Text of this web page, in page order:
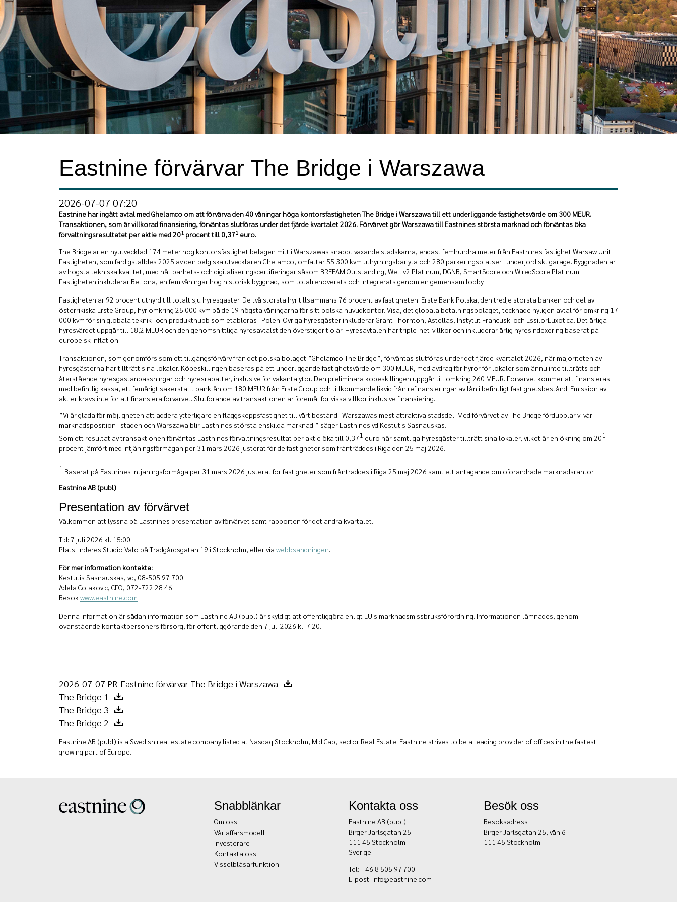
Eastnine förvärvar The Bridge i Warszawa
2026-07-07 07:20
Eastnine har ingått avtal med Ghelamco om att förvärva den 40 våningar höga kontorsfastigheten The Bridge i Warszawa till ett underliggande fastighetsvärde om 300 MEUR.
Transaktionen, som är villkorad finansiering, förväntas slutföras under det fjärde kvartalet 2026. Förvärvet gör Warszawa till Eastnines största marknad och förväntas öka
förvaltningsresultatet per aktie med 201 procent till 0,371 euro.
The Bridge är en nyutvecklad 174 meter hög kontorsfastighet belägen mitt i Warszawas snabbt växande stadskärna, endast femhundra meter från Eastnines fastighet Warsaw Unit.
Fastigheten, som färdigställdes 2025 av den belgiska utvecklaren Ghelamco, omfattar 55 300 kvm uthyrningsbar yta och 280 parkeringsplatser i underjordiskt garage. Byggnaden är
av högsta tekniska kvalitet, med hållbarhets- och digitaliseringscertifieringar såsom BREEAM Outstanding, Well v2 Platinum, DGNB, SmartScore och WiredScore Platinum.
Fastigheten inkluderar Bellona, en fem våningar hög historisk byggnad, som totalrenoverats och integrerats genom en gemensam lobby.
Fastigheten är 92 procent uthyrd till totalt sju hyresgäster. De två största hyr tillsammans 76 procent av fastigheten. Erste Bank Polska, den tredje största banken och del av
österrikiska Erste Group, hyr omkring 25 000 kvm på de 19 högsta våningarna för sitt polska huvudkontor. Visa, det globala betalningsbolaget, tecknade nyligen avtal för omkring 17
000 kvm för sin globala teknik- och produkthubb som etableras i Polen. Övriga hyresgäster inkluderar Grant Thornton, Astellas, Instytut Francuski och EssilorLuxotica. Det årliga
hyresvärdet uppgår till 18,2 MEUR och den genomsnittliga hyresavtalstiden överstiger tio år. Hyresavtalen har triple-net-villkor och inkluderar årlig hyresindexering baserat på
europeisk inflation.
Transaktionen, som genomförs som ett tillgångsförvärv från det polska bolaget ”Ghelamco The Bridge”, förväntas slutföras under det fjärde kvartalet 2026, när majoriteten av
hyresgästerna har tillträtt sina lokaler. Köpeskillingen baseras på ett underliggande fastighetsvärde om 300 MEUR, med avdrag för hyror för lokaler som ännu inte tillträtts och
återstående hyresgästanpassningar och hyresrabatter, inklusive för vakanta ytor. Den preliminära köpeskillingen uppgår till omkring 260 MEUR. Förvärvet kommer att finansieras
med befintlig kassa, ett femårigt säkerställt banklån om 180 MEUR från Erste Group och tillkommande likvid från refinansieringar av lån i befintligt fastighetsbestånd. Emission av
aktier krävs inte för att finansiera förvärvet. Slutförande av transaktionen är föremål för vissa villkor inklusive finansiering.
”Vi är glada för möjligheten att addera ytterligare en flaggskeppsfastighet till vårt bestånd i Warszawas mest attraktiva stadsdel. Med förvärvet av The Bridge fördubblar vi vår
marknadsposition i staden och Warszawa blir Eastnines största enskilda marknad.” säger Eastnines vd Kestutis Sasnauskas.
Som ett resultat av transaktionen förväntas Eastnines förvaltningsresultat per aktie öka till 0,371 euro när samtliga hyresgäster tillträtt sina lokaler, vilket är en ökning om 201
procent jämfört med intjäningsförmågan per 31 mars 2026 justerat för de fastigheter som frånträddes i Riga den 25 maj 2026.
1 Baserat på Eastnines intjäningsförmåga per 31 mars 2026 justerat för fastigheter som frånträddes i Riga 25 maj 2026 samt ett antagande om oförändrade marknadsräntor.
Eastnine AB (publ)
Presentation av förvärvet
Välkommen att lyssna på Eastnines presentation av förvärvet samt rapporten för det andra kvartalet.
Tid: 7 juli 2026 kl. 15:00
Plats: Inderes Studio Valo på Trädgårdsgatan 19 i Stockholm, eller via webbsändningen.
För mer information kontakta:
Kestutis Sasnauskas, vd, 08-505 97 700
Adela Colakovic, CFO, 072-722 28 46
Besök www.eastnine.com
Denna information är sådan information som Eastnine AB (publ) är skyldigt att offentliggöra enligt EU:s marknadsmissbruksförordning. Informationen lämnades, genom
ovanstående kontaktpersoners försorg, för offentliggörande den 7 juli 2026 kl. 7.20.
2026-07-07 PR-Eastnine förvärvar The Bridge i Warszawa
The Bridge 1
The Bridge 3
The Bridge 2
Eastnine AB (publ) is a Swedish real estate company listed at Nasdaq Stockholm, Mid Cap, sector Real Estate. Eastnine strives to be a leading provider of offices in the fastest
growing part of Europe.
Snabblänkar
Om oss
Vår affärsmodell
Investerare
Kontakta oss
Visselblåsarfunktion
Kontakta oss
Eastnine AB (publ)
Birger Jarlsgatan 25
111 45 Stockholm
Sverige
Tel: +46 8 505 97 700
E-post: info@eastnine.com
Besök oss
Besöksadress
Birger Jarlsgatan 25, vån 6
111 45 Stockholm